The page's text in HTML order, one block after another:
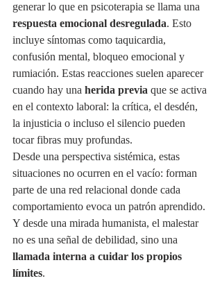
generar lo que en psicoterapia se llama una
respuesta emocional desregulada. Esto
incluye síntomas como taquicardia,
confusión mental, bloqueo emocional y
rumiación. Estas reacciones suelen aparecer
cuando hay una herida previa que se activa
en el contexto laboral: la crítica, el desdén,
la injusticia o incluso el silencio pueden
tocar fibras muy profundas.
Desde una perspectiva sistémica, estas
situaciones no ocurren en el vacío: forman
parte de una red relacional donde cada
comportamiento evoca un patrón aprendido.
Y desde una mirada humanista, el malestar
no es una señal de debilidad, sino una
llamada interna a cuidar los propios
límites.